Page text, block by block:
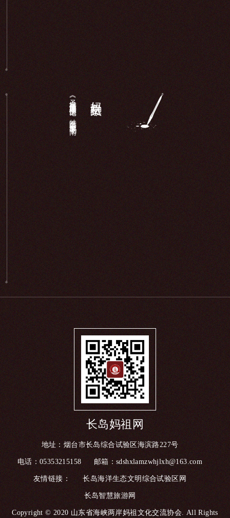
《圣墩祖庙重建顺济庙记》：特奏名进士廖鹏飞于南...
长岛妈祖网
地址：烟台市长岛综合试验区海滨路227号
电话：05353215158 邮箱：sdshxlamzwhjlxh@163.com
友情链接： 长岛海洋生态文明综合试验区网
长岛智慧旅游网
Copyright © 2020 山东省海峡两岸妈祖文化交流协会. All Rights